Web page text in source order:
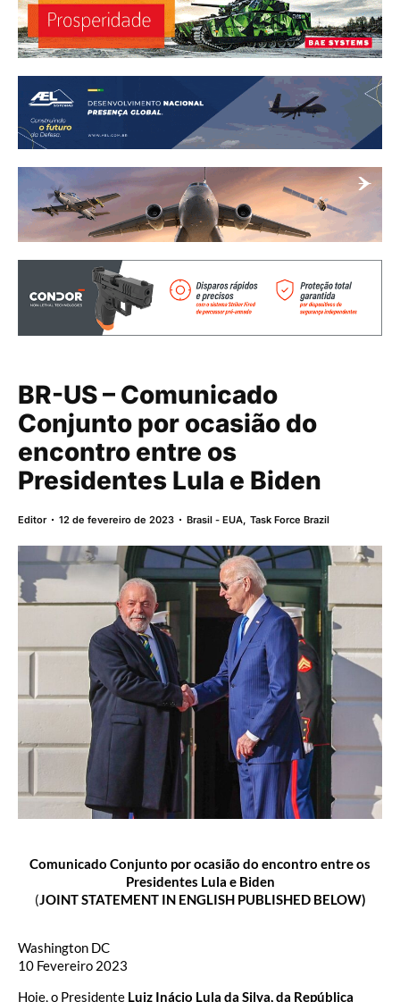
BR-US – Comunicado
Conjunto por ocasião do
encontro entre os
Presidentes Lula e Biden
Editor 12 de fevereiro de 2023 Brasil - EUA,Task Force Brazil
Comunicado Conjunto por ocasião do encontro entre os
Presidentes Lula e Biden
(JOINT STATEMENT IN ENGLISH PUBLISHED BELOW)
Washington DC
10 Fevereiro 2023
Hoje, o Presidente Luiz Inácio Lula da Silva, da República